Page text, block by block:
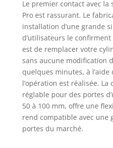
de la serrure
l'welock app,
cylindre serrure
faire des
mot de passe
de définir un
temporaire
par le biais de
ils peuvent
serrure
facile serrure a
uniquement le
Le premier contact avec la
Pro est rassurant. Le
installation d’une grande
d’utilisateurs le
est de remplacer votre
sans aucune modification
quelques minutes, à
l’opération est réalisée.
réglable pour des portes
50 à 100 mm, offre une
rend compatible avec une
portes du marché.